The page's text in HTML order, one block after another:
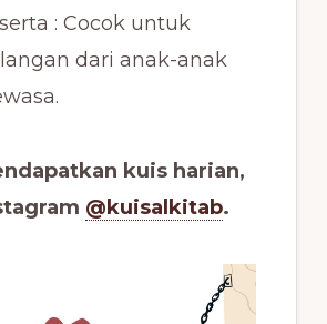
: Cocok untuk
dari anak-anak
kuis harian,
@kuisalkitab.